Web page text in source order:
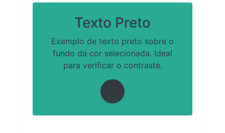
Texto Preto
Exemplo de texto preto sobre o
fundo da cor selecionada. Ideal
para verificar o contraste.